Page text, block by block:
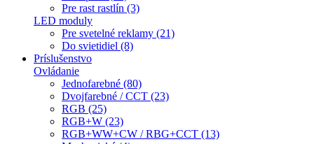
Pre rast rastlín (3)
LED moduly
Pre svetelné reklamy (21)
Do svietidiel (8)
Príslušenstvo
Ovládanie
Jednofarebné (80)
Dvojfarebné / CCT (23)
RGB (25)
RGB+W (23)
RGB+WW+CW / RBG+CCT (13)